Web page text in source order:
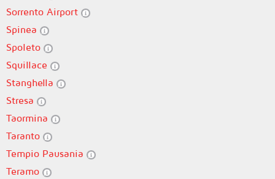
Sorrento Airport
Spinea
Spoleto
Squillace
Stanghella
Stresa
Taormina
Taranto
Tempio Pausania
Teramo